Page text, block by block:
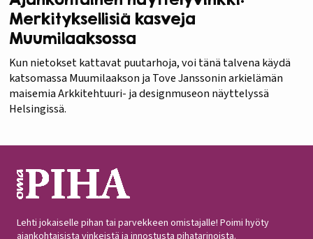
Merkityksellisiä kasveja
Muumilaaksossa
Kun nietokset kattavat puutarhoja, voi tänä talvena käydä
katsomassa Muumilaakson ja Tove Janssonin arkielämän
maisemia Arkkitehtuuri- ja designmuseon näyttelyssä
Helsingissä.
Lehti jokaiselle pihan tai parvekkeen omistajalle! Poimi hyöty
ajankohtaisista vinkeistä ja innostusta pihatarinoista.